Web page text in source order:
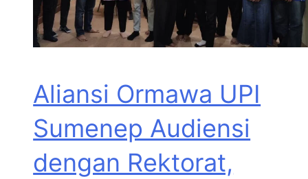
Aliansi Ormawa UPI
Sumenep Audiensi
dengan Rektorat,